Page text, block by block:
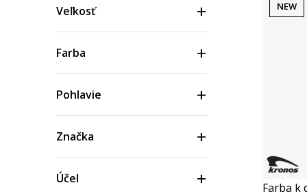
Nohavice
Podprsenky a topy
Tielka(4)
Veľkosť
Farba
Pohlavie
Značka
Účel
NEW
Farba k